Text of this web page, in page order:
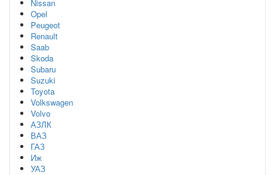
Nissan
Opel
Peugeot
Renault
Saab
Skoda
Subaru
Suzuki
Toyota
Volkswagen
Volvo
АЗЛК
ВАЗ
ГАЗ
Иж
УАЗ